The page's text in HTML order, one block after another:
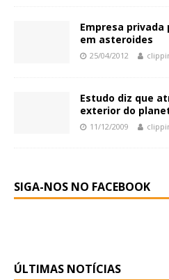
Empresa
em asteroides
25/04/2012
Estudo diz que
exterior do
11/12/2009
SIGA-NOS NO FACEBOOK
ÚLTIMAS NOTÍCIAS